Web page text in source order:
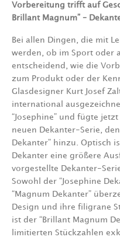
Vorbereitung trifft auf
Brillant Magnum” –
Bei allen Dingen, die mit
werden, ob im Sport oder
entscheidend, wie die
zum Produkt oder der
Glasdesigner Kurt Josef
international
“Josephine” und fügte jetzt
neuen Dekanter-Serie,
Dekanter” hinzu. Optisch
Dekanter eine größere
vorgestellte Dekanter-
Sowohl der “Josephine
“Magnum Dekanter”
Design und ihre filigrane
ist der “Brillant Magnum
limitierten Stückzahlen